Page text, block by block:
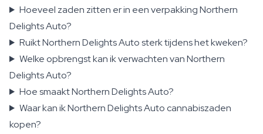
Hoeveel zaden zitten er in een verpakking Northern
Delights Auto?
Ruikt Northern Delights Auto sterk tijdens het kweken?
Welke opbrengst kan ik verwachten van Northern
Delights Auto?
Hoe smaakt Northern Delights Auto?
Waar kan ik Northern Delights Auto cannabiszaden
kopen?